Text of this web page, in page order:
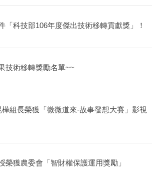
「科技部106年度傑出技術移轉貢獻獎」！
技術移轉獎勵名單~~
組長榮獲「微微道來-故事發想大賽」影視
榮獲農委會「智財權保護運用獎勵」